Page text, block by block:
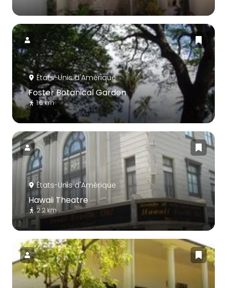
États-Unis d'Amérique
Foster Botanical Garden
1.6 km
États-Unis d'Amérique
Hawaii Theatre
2.2 km